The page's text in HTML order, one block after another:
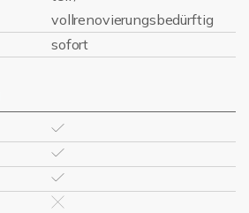
vollrenovierungsbedürftig
sofort